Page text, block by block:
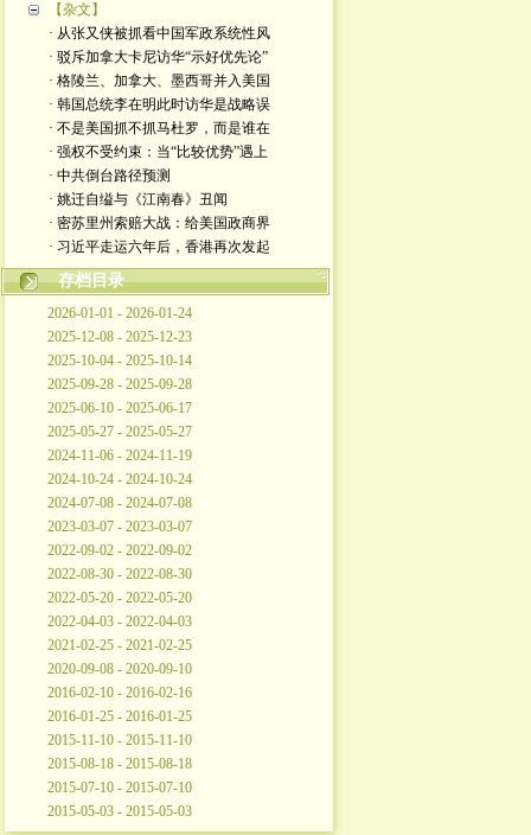
【杂文】
· 从张又侠被抓看中国军政系统性风
· 驳斥加拿大卡尼访华“示好优先论”
· 格陵兰、加拿大、墨西哥并入美国
· 韩国总统李在明此时访华是战略误
· 不是美国抓不抓马杜罗，而是谁在
· 强权不受约束：当“比较优势”遇上
· 中共倒台路径预测
· 姚迁自缢与《江南春》丑闻
· 密苏里州索赔大战：给美国政商界
· 习近平走运六年后，香港再次发起
存档目录
2026-01-01 - 2026-01-24
2025-12-08 - 2025-12-23
2025-10-04 - 2025-10-14
2025-09-28 - 2025-09-28
2025-06-10 - 2025-06-17
2025-05-27 - 2025-05-27
2024-11-06 - 2024-11-19
2024-10-24 - 2024-10-24
2024-07-08 - 2024-07-08
2023-03-07 - 2023-03-07
2022-09-02 - 2022-09-02
2022-08-30 - 2022-08-30
2022-05-20 - 2022-05-20
2022-04-03 - 2022-04-03
2021-02-25 - 2021-02-25
2020-09-08 - 2020-09-10
2016-02-10 - 2016-02-16
2016-01-25 - 2016-01-25
2015-11-10 - 2015-11-10
2015-08-18 - 2015-08-18
2015-07-10 - 2015-07-10
2015-05-03 - 2015-05-03